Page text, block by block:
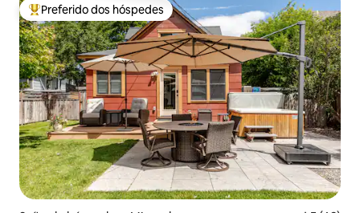
Entre os melhores preferidos dos hóspedes
Preferido dos hóspedes